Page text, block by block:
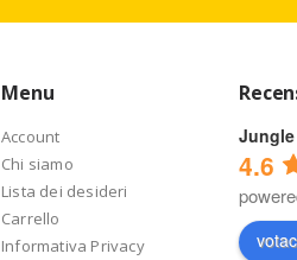
Menu
Account
Chi siamo
Lista dei desideri
Carrello
Informativa Privacy
4.6